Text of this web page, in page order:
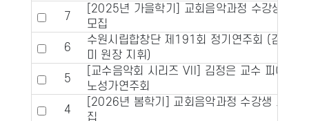
7
[2025년 가을학기] 교회음악과정 수강생
모집
6
수원시립합창단 제191회 정기연주회 (김보
미 원장 지휘)
5
[교수음악회 시리즈 VII] 김정은 교수 피아
노성가연주회
4
[2026년 봄학기] 교회음악과정 수강생 모
집